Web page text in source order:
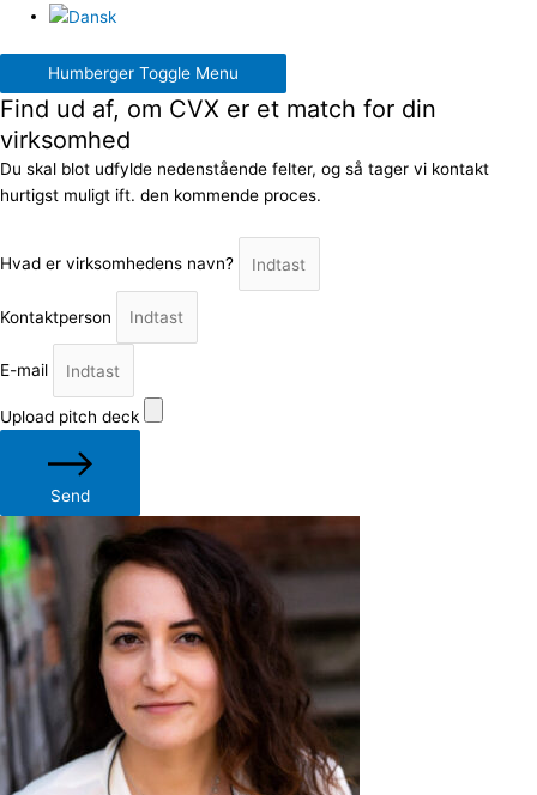
Humberger Toggle Menu
Find ud af, om CVX er et match for din
virksomhed
Du skal blot udfylde nedenstående felter, og så tager vi kontakt
hurtigst muligt ift. den kommende proces.
Hvad er virksomhedens navn?
Kontaktperson
E-mail
Upload pitch deck
Send